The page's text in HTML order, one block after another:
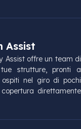
Assist
Assist offre un team di
strutture, pronti a
nel giro di pochi
direttamente